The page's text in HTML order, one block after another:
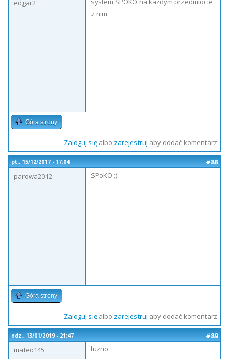
edgar2
z nim
Góra strony
Zaloguj sięalbo zarejestruj aby dodać komentarz
pt., 15/12/2017 - 17:04
#88
parowa2012
SPoKO ;)
Góra strony
Zaloguj sięalbo zarejestruj aby dodać komentarz
ndz., 13/01/2019 - 21:47
#89
mateo145
luzno